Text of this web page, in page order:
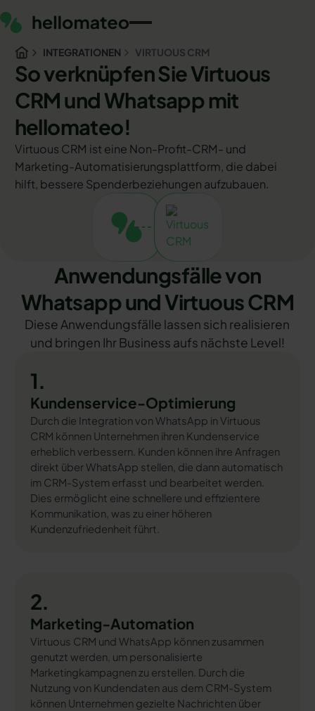
INTEGRATIONEN VIRTUOUS CRM
So verknüpfen Sie Virtuous
CRM und Whatsapp mit
hellomateo!
Virtuous CRM ist eine Non-Profit-CRM- und
Marketing-Automatisierungsplattform, die dabei
hilft, bessere Spenderbeziehungen aufzubauen.
Anwendungsfälle von
Whatsapp und Virtuous CRM
Diese Anwendungsfälle lassen sich realisieren
und bringen Ihr Business aufs nächste Level!
1.
Kundenservice-Optimierung
Durch die Integration von WhatsApp in Virtuous
CRM können Unternehmen ihren Kundenservice
erheblich verbessern. Kunden können ihre Anfragen
direkt über WhatsApp stellen, die dann automatisch
im CRM-System erfasst und bearbeitet werden.
Dies ermöglicht eine schnellere und effizientere
Kommunikation, was zu einer höheren
Kundenzufriedenheit führt.
2.
Marketing-Automation
Virtuous CRM und WhatsApp können zusammen
genutzt werden, um personalisierte
Marketingkampagnen zu erstellen. Durch die
Nutzung von Kundendaten aus dem CRM-System
können Unternehmen gezielte Nachrichten über